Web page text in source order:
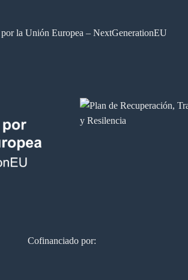
la Unión Europea – NextGenerationEU
Cofinanciado por: